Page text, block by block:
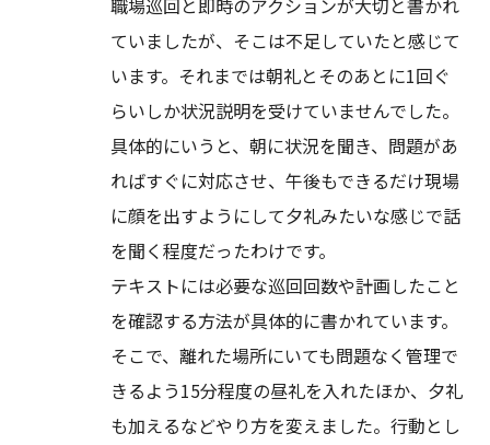
ていましたが、そこは不足していたと感じて
います。それまでは朝礼とそのあとに1回ぐ
らいしか状況説明を受けていませんでした。
具体的にいうと、朝に状況を聞き、問題があ
ればすぐに対応させ、午後もできるだけ現場
に顔を出すようにして夕礼みたいな感じで話
を聞く程度だったわけです。
テキストには必要な巡回回数や計画したこと
を確認する方法が具体的に書かれています。
そこで、離れた場所にいても問題なく管理で
きるよう15分程度の昼礼を入れたほか、夕礼
も加えるなどやり方を変えました。行動とし